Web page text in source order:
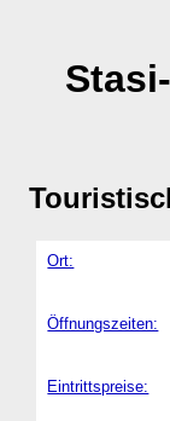
Ort:
Öffnungszeiten:
Eintrittspreise: